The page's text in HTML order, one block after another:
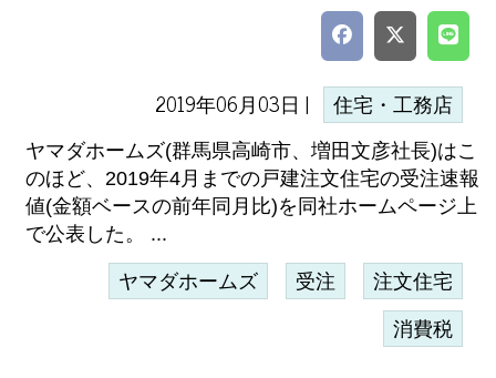
2019年06月03日 | 住宅・工務店
ヤマダホームズ(群馬県高崎市、増田文彦社長)はこ
のほど、2019年4月までの戸建注文住宅の受注速報
値(金額ベースの前年同月比)を同社ホームページ上
で公表した。 ...
ヤマダホームズ 受注 注文住宅
消費税